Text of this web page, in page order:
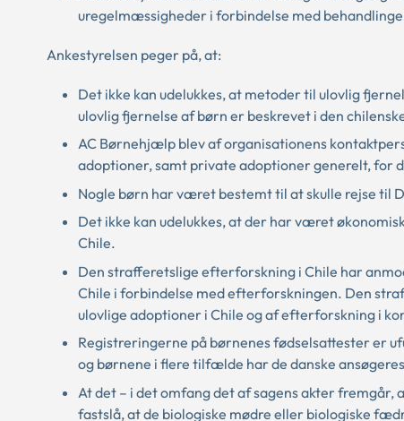
uregelmæssigheder i forbindelse med
Ankestyrelsen peger på, at:
Det ikke kan udelukkes, at metoder til ulovlig
ulovlig fjernelse af børn er beskrevet i den
AC Børnehjælp blev af organisationens
adoptioner, samt private adoptioner generelt, for
Nogle børn har været bestemt til at skulle rejse til
Det ikke kan udelukkes, at der har været
Chile.
Den strafferetslige efterforskning i Chile har
Chile i forbindelse med efterforskningen. Den
ulovlige adoptioner i Chile og af efterforskning i
Registreringerne på børnenes fødselsattester er
og børnene i flere tilfælde har de danske
At det – i det omfang det af sagens akter
fastslå, at de biologiske mødre eller biologiske